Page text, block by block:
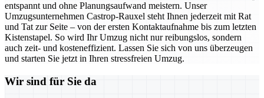
entspannt und ohne Planungsaufwand meistern. Unser
Umzugsunternehmen Castrop-Rauxel steht Ihnen jederzeit mit Rat
und Tat zur Seite – von der ersten Kontaktaufnahme bis zum letzten
Kistenstapel. So wird Ihr Umzug nicht nur reibungslos, sondern
auch zeit- und kosteneffizient. Lassen Sie sich von uns überzeugen
und starten Sie jetzt in Ihren stressfreien Umzug.
Wir sind für Sie da